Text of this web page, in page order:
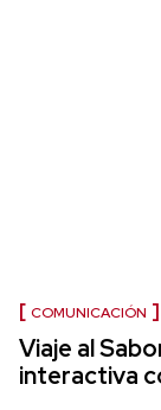
COMUNICACIÓN
Viaje al
interactiva